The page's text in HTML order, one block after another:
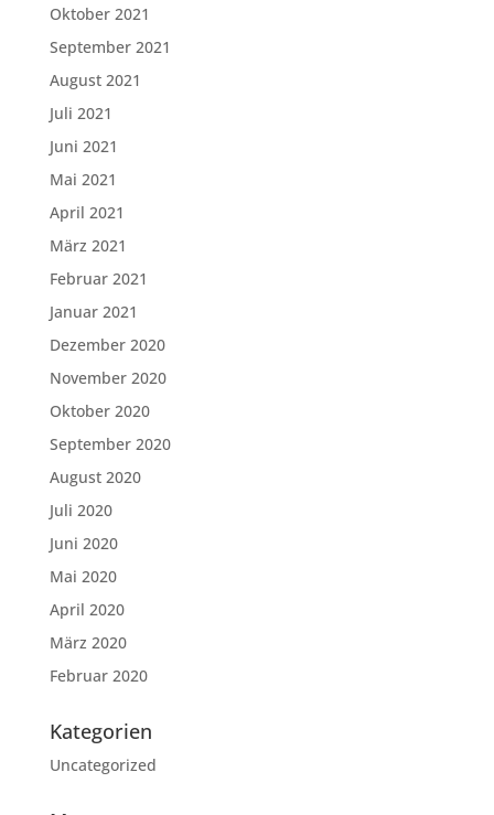
Oktober 2021
September 2021
August 2021
Juli 2021
Juni 2021
Mai 2021
April 2021
März 2021
Februar 2021
Januar 2021
Dezember 2020
November 2020
Oktober 2020
September 2020
August 2020
Juli 2020
Juni 2020
Mai 2020
April 2020
März 2020
Februar 2020
Kategorien
Uncategorized